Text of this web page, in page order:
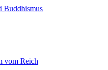
Buddhismus
vom Reich